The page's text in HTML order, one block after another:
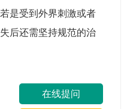
是受到外界刺激或者
后还需坚持规范的治
在线提问